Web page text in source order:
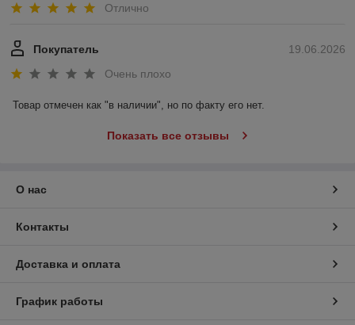
Отлично
19.06.2026
Покупатель
Очень плохо
Товар отмечен как "в наличии", но по факту его нет.
Показать все отзывы
О нас
Контакты
Доставка и оплата
График работы